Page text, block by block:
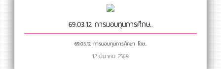
69.03.12 การมอบทุนการศึกษ..
69.03.12 การมอบทุนการศึกษา โดย..
12 มีนาคม 2569